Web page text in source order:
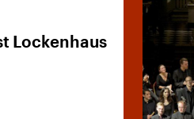
Lockenhaus